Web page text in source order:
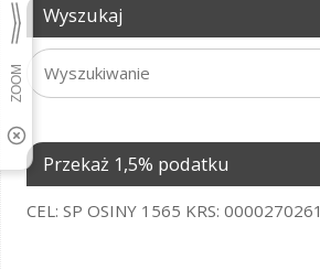
Wyszukaj
Przekaż 1,5% podatku
CEL: SP OSINY 1565 KRS: 0000270261